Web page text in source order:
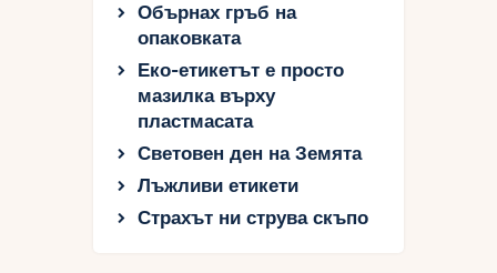
Обърнах гръб на
опаковката
Еко-етикетът е просто
мазилка върху
пластмасата
Световен ден на Земята
Лъжливи етикети
Страхът ни струва скъпо